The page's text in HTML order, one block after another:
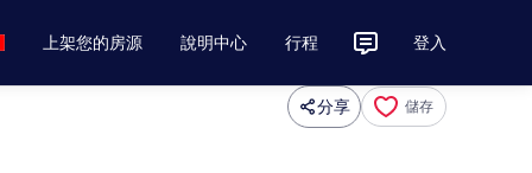
上架您的房源 說明中心 行程 登入
分享 儲存